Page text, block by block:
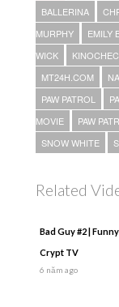
BALLERINA
MURPHY
EMILY
WICK
MT24H.COM
PAW PATROL
MOVIE
PAW
SNOW WHITE
Related
Bad Guy #2 |
Crypt TV
6 năm ago